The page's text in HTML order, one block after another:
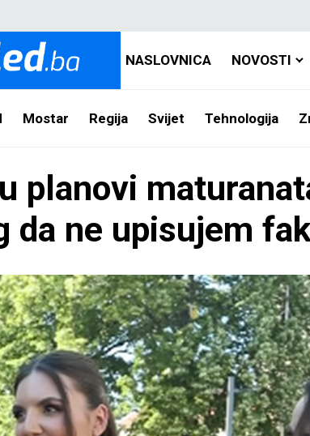
NASLOVNICA NOVOSTI
Mostar Regija Svijet Tehnologija
planovi
da ne upisujem